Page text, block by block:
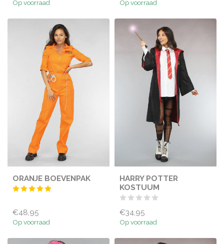
Op voorraad Op voorraad
ORANJE BOEVENPAK
€48,95
Op voorraad
HARRY POTTER
KOSTUUM
€34,95
Op voorraad